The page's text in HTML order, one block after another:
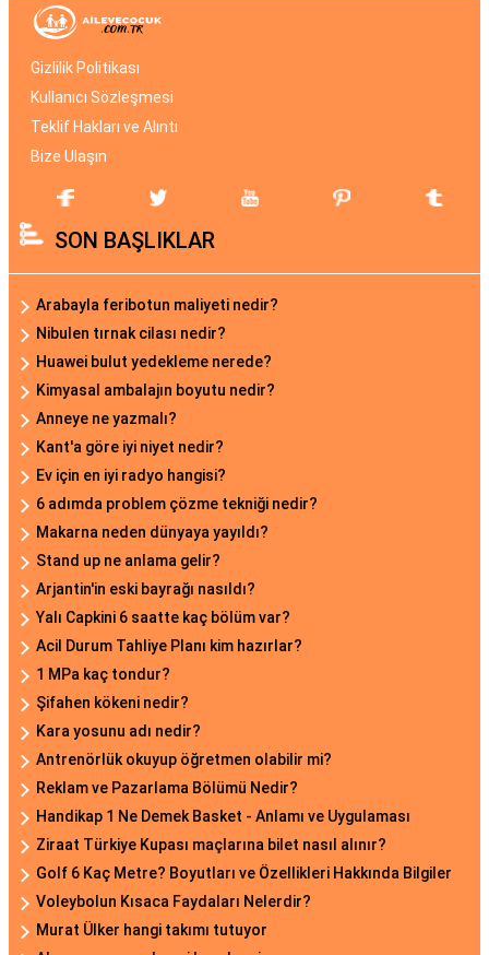
Gizlilik Politikası
Kullanıcı Sözleşmesi
Teklif Hakları ve Alıntı
Bize Ulaşın
SON BAŞLIKLAR
Arabayla feribotun maliyeti nedir?
Nibulen tırnak cilası nedir?
Huawei bulut yedekleme nerede?
Kimyasal ambalajın boyutu nedir?
Anneye ne yazmalı?
Kant'a göre iyi niyet nedir?
Ev için en iyi radyo hangisi?
6 adımda problem çözme tekniği nedir?
Makarna neden dünyaya yayıldı?
Stand up ne anlama gelir?
Arjantin'in eski bayrağı nasıldı?
Yalı Capkini 6 saatte kaç bölüm var?
Acil Durum Tahliye Planı kim hazırlar?
1 MPa kaç tondur?
Şifahen kökeni nedir?
Kara yosunu adı nedir?
Antrenörlük okuyup öğretmen olabilir mi?
Reklam ve Pazarlama Bölümü Nedir?
Handikap 1 Ne Demek Basket - Anlamı ve Uygulaması
Ziraat Türkiye Kupası maçlarına bilet nasıl alınır?
Golf 6 Kaç Metre? Boyutları ve Özellikleri Hakkında Bilgiler
Voleybolun Kısaca Faydaları Nelerdir?
Murat Ülker hangi takımı tutuyor